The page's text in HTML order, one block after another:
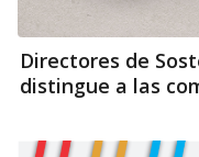
Directores de
distingue a las